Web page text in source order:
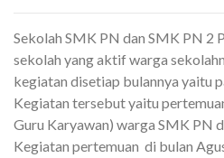
Sekolah SMK PN dan SMK PN 2
sekolah yang aktif warga
kegiatan disetiap bulannya yaitu
Kegiatan tersebut yaitu
Guru Karyawan) warga SMK PN
Kegiatan pertemuan di bulan